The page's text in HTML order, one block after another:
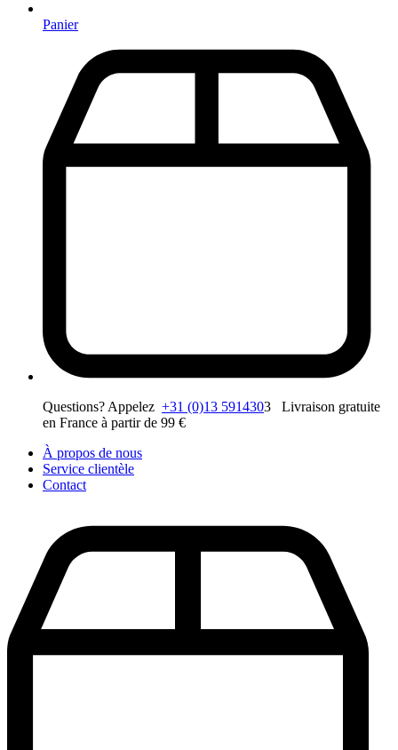
Panier
Questions? Appelez +31 (0)13 5914303 Livraison gratuite
en France à partir de 99 €
À propos de nous
Service clientèle
Contact